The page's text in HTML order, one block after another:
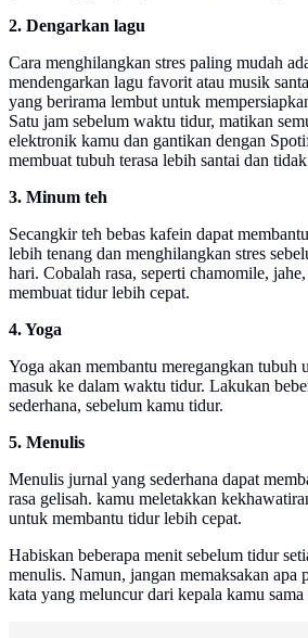
2. Dengarkan lagu
Cara menghilangkan stres paling mudah
mendengarkan lagu favorit atau musik
yang berirama lembut untuk
Satu jam sebelum waktu tidur, matikan
elektronik kamu dan gantikan dengan
membuat tubuh terasa lebih santai dan tidak
3. Minum teh
Secangkir teh bebas kafein dapat
lebih tenang dan menghilangkan stres
hari. Cobalah rasa, seperti chamomile,
membuat tidur lebih cepat.
4. Yoga
Yoga akan membantu meregangkan tubuh
masuk ke dalam waktu tidur. Lakukan
sederhana, sebelum kamu tidur.
5. Menulis
Menulis jurnal yang sederhana dapat
rasa gelisah. kamu meletakkan
untuk membantu tidur lebih cepat.
Habiskan beberapa menit sebelum tidur
menulis. Namun, jangan memaksakan apa
kata yang meluncur dari kepala kamu sama